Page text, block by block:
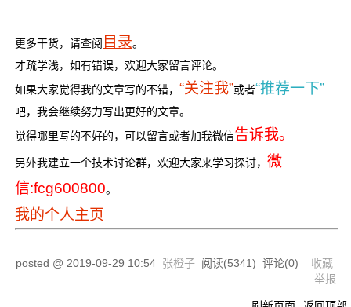
更多干货，请查阅 目录。
才疏学浅，如有错误，欢迎大家留言评论。
如果大家觉得我的文章写的不错， “关注我”或者“推荐一下”
吧，我会继续努力写出更好的文章。
觉得哪里写的不好的，可以留言或者加我微信告诉我。
另外我建立一个技术讨论群，欢迎大家来学习探讨， 微
信:fcg600800。
我的个人主页
posted @ 2019-09-29 10:54 张橙子 阅读(5341) 评论(0) 收藏
举报